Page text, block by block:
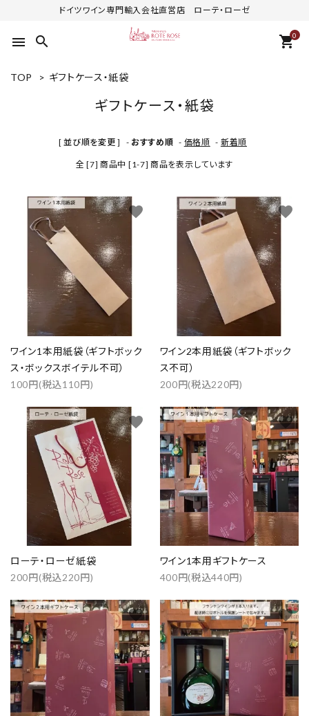
ドイツワイン専門輸入会社直営店 ローテ・ローゼ
menu search 0
shopping_cart
TOP > ギフトケース・紙袋
ギフトケース・紙袋
[ 並び順を変更 ] - おすすめ順 - 価格順 - 新着順
全 [7] 商品中 [1-7] 商品を表示しています
ワイン1本用紙袋（ギフトボック
ス・ボックスボイテル不可）
100円(税込110円)
favorite
ワイン2本用紙袋（ギフトボック
ス不可）
200円(税込220円)
favorite
ローテ・ローゼ紙袋
200円(税込220円)
favorite
ワイン1本用ギフトケース
400円(税込440円)
favorite
favorite favorite